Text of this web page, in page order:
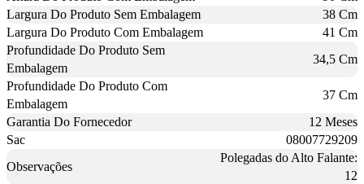
Largura Do Produto Sem Embalagem
38 Cm
Largura Do Produto Com Embalagem
41 Cm
Profundidade Do Produto Sem
Embalagem
34,5 Cm
Profundidade Do Produto Com
Embalagem
37 Cm
Garantia Do Fornecedor
12 Meses
Sac
08007729209
Observações
Polegadas do Alto Falante:
12